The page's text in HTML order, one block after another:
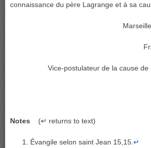
connaissance du père Lagrange et à sa
Vice-postulateur de la cause
Notes (↵ returns to text)
Évangile selon saint Jean 15,15.↵